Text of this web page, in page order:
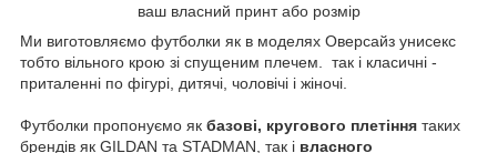
ваш власний принт або розмір
Ми виготовляємо футболки як в моделях Оверсайз унисекс
тобто вільного крою зі спущеним плечем. так і класичні -
приталенні по фігурі, дитячі, чоловічі і жіночі.
Футболки пропонуємо як базові, кругового плетіння таких
брендів як GILDAN та STADMAN, так і власного